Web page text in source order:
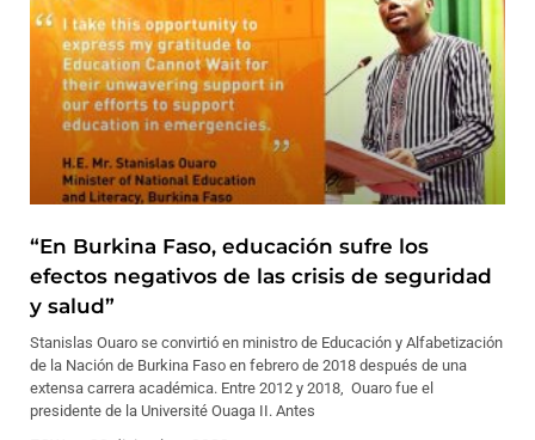
“En Burkina Faso, educación sufre los
efectos negativos de las crisis de seguridad
y salud”
Stanislas Ouaro se convirtió en ministro de Educación y Alfabetización
de la Nación de Burkina Faso en febrero de 2018 después de una
extensa carrera académica. Entre 2012 y 2018, Ouaro fue el
presidente de la Université Ouaga II. Antes